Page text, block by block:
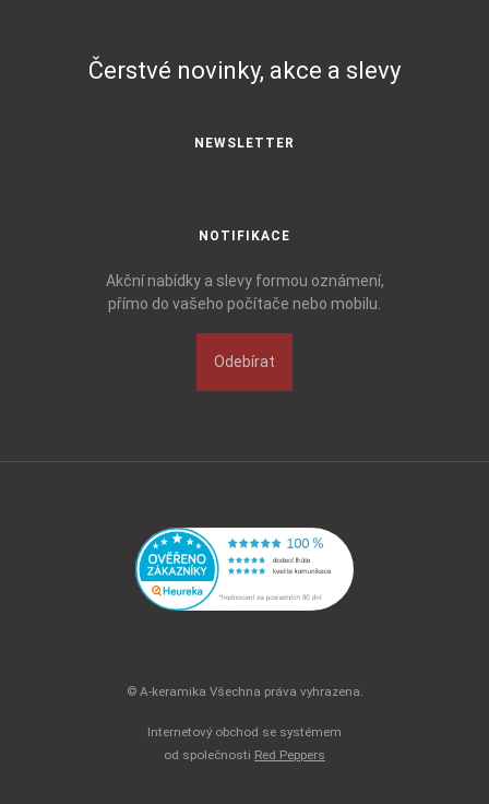
Čerstvé novinky, akce a slevy
NEWSLETTER
NOTIFIKACE
Akční nabídky a slevy formou oznámení,
přímo do vašeho počítače nebo mobilu.
Odebírat
© A-keramika Všechna práva vyhrazena.
Internetový obchod se systémem
od společnosti Red Peppers